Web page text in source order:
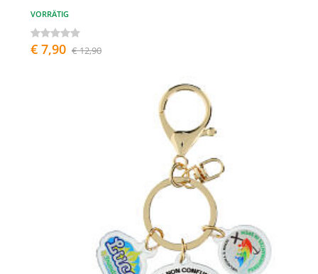
VORRÄTIG
€ 7,90 € 12,90